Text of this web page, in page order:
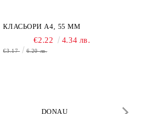
КЛАСЬОРИ А4, 55 MM
€2.22 4.34 лв.
€3.17 6.20 лв.
DONAU